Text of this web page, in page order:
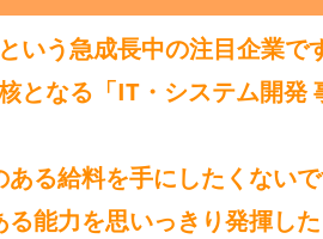
いう急成長中の注目企業で
となる「IT・システム開発
ある給料を手にしたくない
る能力を思いっきり発揮し